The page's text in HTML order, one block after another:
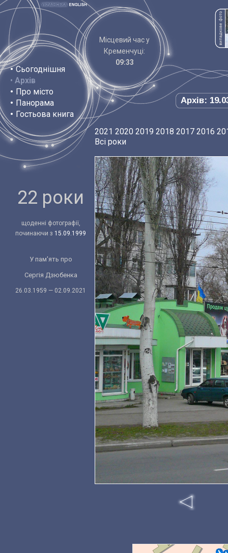
• Сьогоднішня
• Архів
• Про місто
• Панорама
• Гостьова книга
Місцевий час у
Кременчуці:
09:33
Архів:
22 роки
щоденні фотографії,
починаючи з 15.09.1999
У пам'ять про
Сергія Дзюбенка
26.03.1959 — 02.09.2021
2021 2020 2019 2018 2017 2016
Всі роки